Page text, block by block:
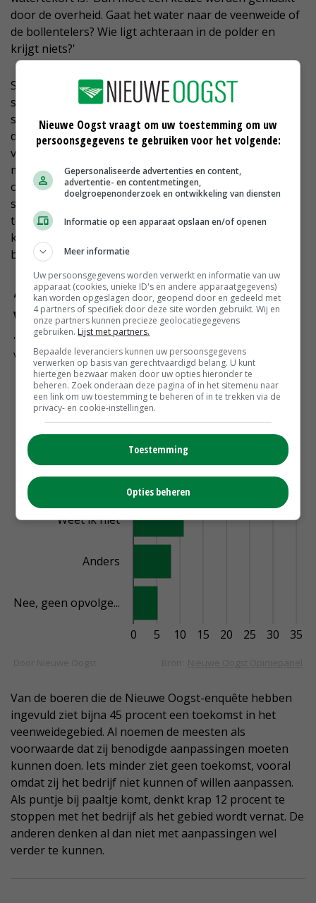
door de overheid. Gaat het water naar de veenweide of
de bollentelers? Wie ligt achteraan in de polder en
krijgt niets?'
Straatman ziet zeker toekomst in de
subsidieregelingen van de overheid. 'Ik zeg altijd: als je
subsidie krijgt, laat de overheid zien dat zij je graag in
dat gebied ziet. Maar ik vind wel dat zij dan ook haar
volle verantwoordelijkheid moet nemen. Als boeren
meewerken aan programma's en er ontstaat
onverwacht schade, moet de overheid daar ook voor
staan. En al zijn de vergoedingen soms best fors, de
termijn van vier jaar die wordt gehanteerd is veel te
kort. Daarop kan een agrarisch ondernemer geen
bedrijfsplan maken.'
Van de boeren die de Nieuwe Oogst-enquête hebben
ingevuld ziet bijna 45 procent een toekomst in het
veenweidegebied. Al noemen de meesten als
voorwaarde dat zij benodigde aanpassingen moeten
kunnen doen. Iets minder ziet geen toekomst, vooral
omdat zij het bedrijf niet kunnen of willen aanpassen.
Als puntje bij paaltje komt, denkt krap 12 procent te
stoppen met het bedrijf als het gebied wordt vernat. De
anderen denken al dan niet met aanpassingen wel
verder te kunnen.
Nieuwe Oogst vraagt om uw toestemming om uw
persoonsgegevens te gebruiken voor het volgende:
Gepersonaliseerde advertenties en content,
advertentie- en contentmetingen,
doelgroepenonderzoek en ontwikkeling van diensten
Informatie op een apparaat opslaan en/of openen
Meer informatie
Uw persoonsgegevens worden verwerkt en informatie van uw
apparaat (cookies, unieke ID's en andere apparaatgegevens)
kan worden opgeslagen door, geopend door en gedeeld met
4 partners of specifiek door deze site worden gebruikt. Wij en
onze partners kunnen precieze geolocatiegegevens
gebruiken. Lijst met partners.
Bepaalde leveranciers kunnen uw persoonsgegevens
verwerken op basis van gerechtvaardigd belang. U kunt
hiertegen bezwaar maken door uw opties hieronder te
beheren. Zoek onderaan deze pagina of in het sitemenu naar
een link om uw toestemming te beheren of in te trekken via de
privacy- en cookie-instellingen.
Toestemming
Opties beheren